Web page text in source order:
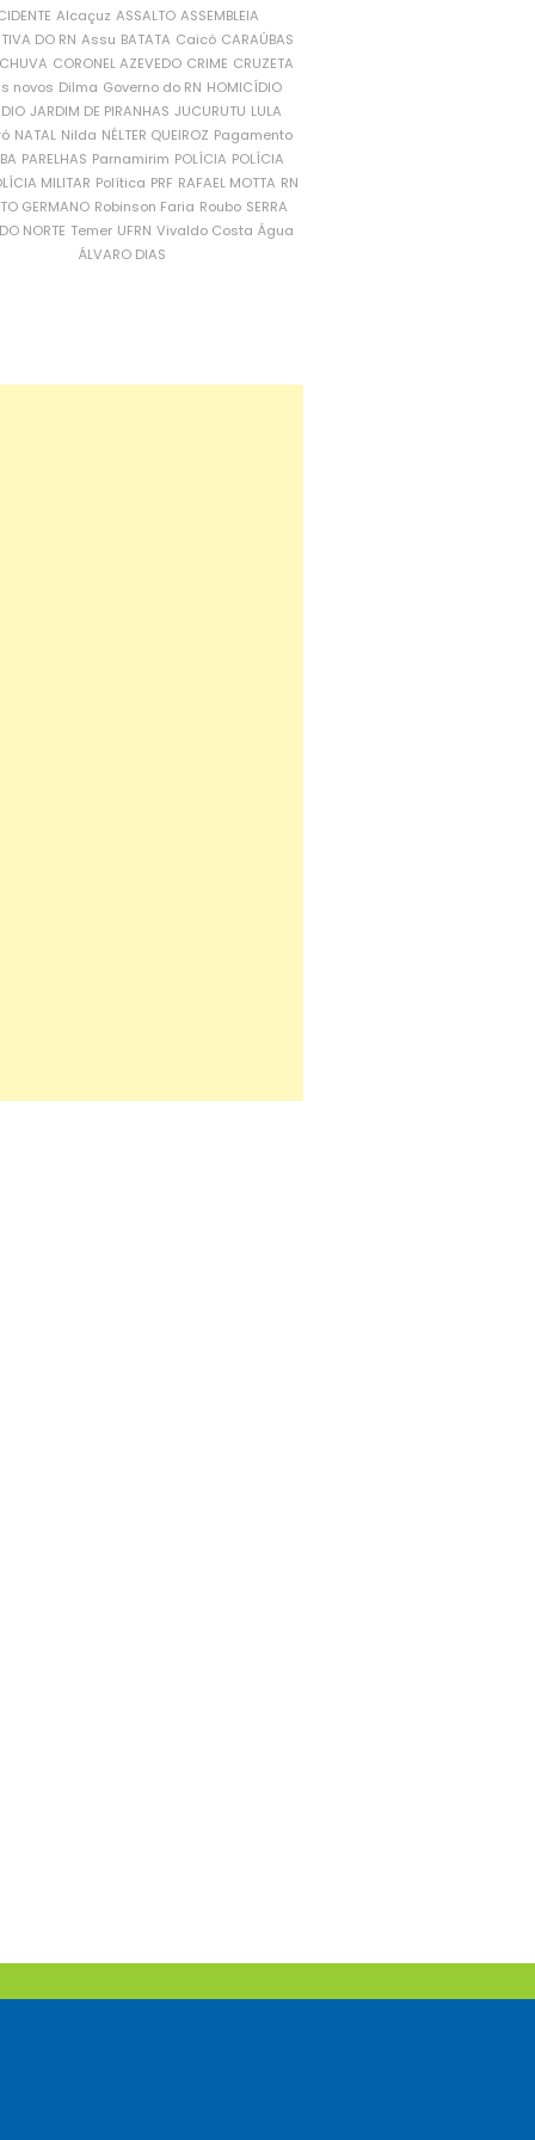
Alcaçuz ASSALTO ASSEMBLEIA
DO RN Assu BATATA Caicó CARAÚBAS
CORONEL AZEVEDO CRIME CRUZETA
novos Dilma Governo do RN HOMICÍDIO
JARDIM DE PIRANHAS JUCURUTU LULA
NATAL Nilda NÉLTER QUEIROZ Pagamento
PARELHAS Parnamirim POLÍCIA POLÍCIA
MILITAR Política PRF RAFAEL MOTTA RN
GERMANO Robinson Faria Roubo SERRA
NORTE Temer UFRN Vivaldo Costa Água
ÁLVARO DIAS